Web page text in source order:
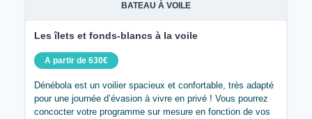
BATEAU À VOILE
Les îlets et fonds-blancs à la voile
A partir de 630€
Dénébola est un voilier spacieux et confortable, très adapté
pour une journée d’évasion à vivre en privé ! Vous pourrez
concocter votre programme sur mesure en fonction de vos